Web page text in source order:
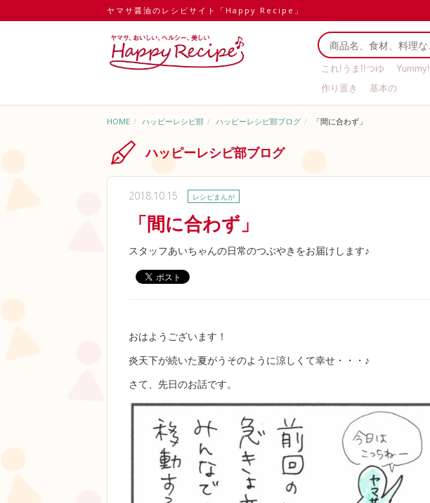
ヤマサ醤油のレシピサイト「Happy Recipe」
これ!うま!!つゆ Yummy!
作り置き
基本の
HOME ハッピーレシピ部 ハッピーレシピ部ブログ 「間に合わず」
ハッピーレシピ部ブログ
2018.10.15 レシピまんが
「間に合わず」
スタッフあいちゃんの日常のつぶやきをお届けします♪
おはようございます！
炎天下が続いた夏がうそのように涼しくて幸せ・・・♪
さて、先日のお話です。